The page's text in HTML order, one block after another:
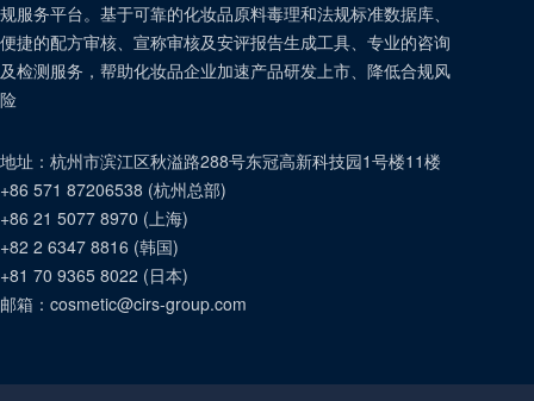
规服务平台。基于可靠的化妆品原料毒理和法规标准数据库、
便捷的配方审核、宣称审核及安评报告生成工具、专业的咨询
及检测服务，帮助化妆品企业加速产品研发上市、降低合规风
险
地址： 杭州市滨江区秋溢路288号东冠高新科技园1号楼11楼
+86 571 87206538 (杭州总部)
+86 21 5077 8970 (上海)
+82 2 6347 8816 (韩国)
+81 70 9365 8022 (日本)
邮箱： cosmetic@cirs-group.com